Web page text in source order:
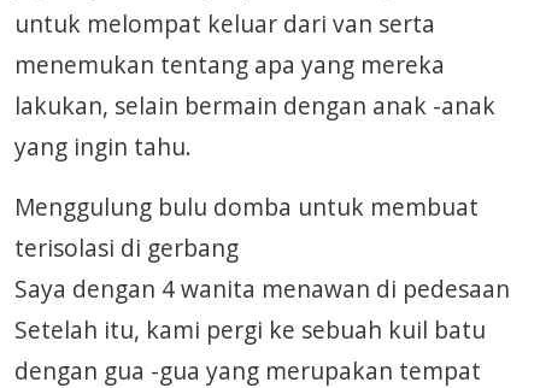
untuk melompat keluar dari van serta
menemukan tentang apa yang mereka
lakukan, selain bermain dengan anak -anak
yang ingin tahu.
Menggulung bulu domba untuk membuat
terisolasi di gerbang
Saya dengan 4 wanita menawan di pedesaan
Setelah itu, kami pergi ke sebuah kuil batu
dengan gua -gua yang merupakan tempat